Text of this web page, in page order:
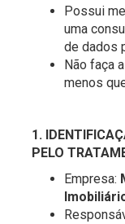
Possui
uma
de dados
Não faça
menos
1.
PELO
Empresa: